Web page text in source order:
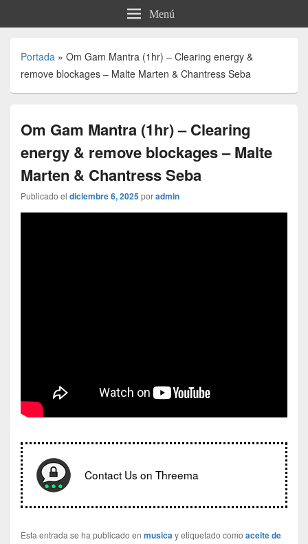
Menú
Portada » Om Gam Mantra (1hr) – Clearing energy &
remove blockages – Malte Marten & Chantress Seba
Om Gam Mantra (1hr) – Clearing
energy & remove blockages – Malte
Marten & Chantress Seba
Publicado el diciembre 6, 2025poradmin
Contact Us on Threema
Esta entrada se ha publicado en musicay etiquetado como aceite de